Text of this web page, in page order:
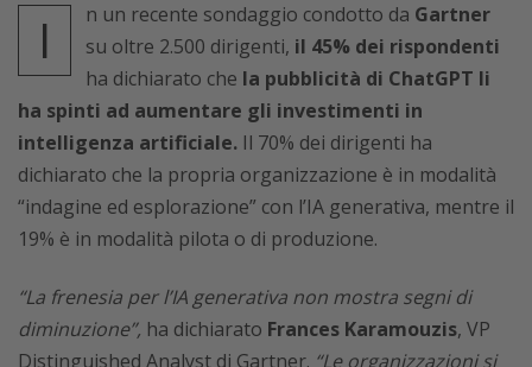
I n un recente sondaggio condotto da Gartner
su oltre 2.500 dirigenti, il 45% dei rispondenti
ha dichiarato che la pubblicità di ChatGPT li
ha spinti ad aumentare gli investimenti in
intelligenza artificiale. Il 70% dei dirigenti ha
dichiarato che la propria organizzazione è in modalità
“indagine ed esplorazione” con l’IA generativa, mentre il
19% è in modalità pilota o di produzione.
“La frenesia per l’IA generativa non mostra segni di
diminuzione”, ha dichiarato Frances Karamouzis, VP
Distinguished Analyst di Gartner. “Le organizzazioni si